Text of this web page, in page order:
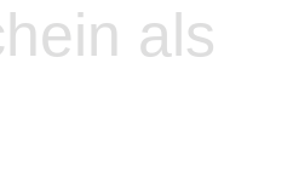
als